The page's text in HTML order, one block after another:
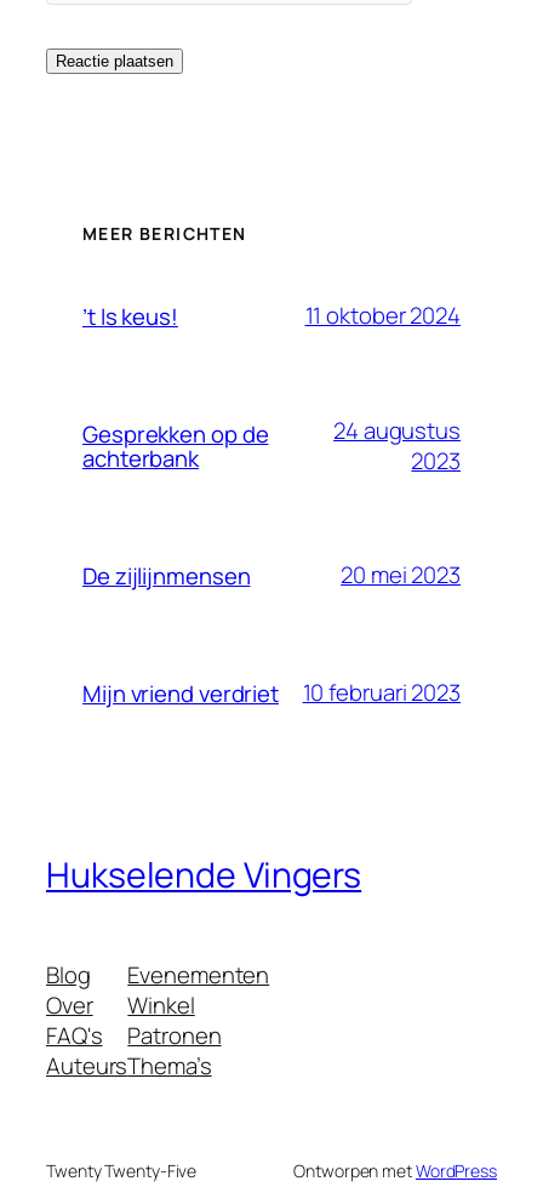
MEER BERICHTEN
’t Is keus! 11 oktober 2024
Gesprekken op de
achterbank
24 augustus
2023
De zijlijnmensen 20 mei 2023
Mijn vriend verdriet 10 februari 2023
Hukselende Vingers
Blog
Over
FAQ's
Auteurs
Evenementen
Winkel
Patronen
Thema’s
Twenty Twenty-Five Ontworpen metWordPress